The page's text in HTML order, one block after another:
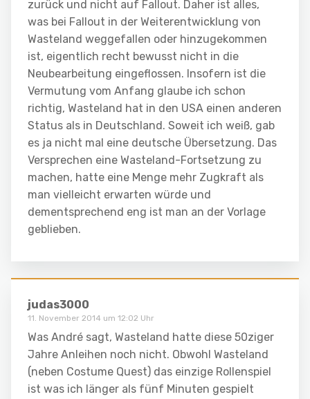
zurück und nicht auf Fallout. Daher ist alles,
was bei Fallout in der Weiterentwicklung von
Wasteland weggefallen oder hinzugekommen
ist, eigentlich recht bewusst nicht in die
Neubearbeitung eingeflossen. Insofern ist die
Vermutung vom Anfang glaube ich schon
richtig, Wasteland hat in den USA einen anderen
Status als in Deutschland. Soweit ich weiß, gab
es ja nicht mal eine deutsche Übersetzung. Das
Versprechen eine Wasteland-Fortsetzung zu
machen, hatte eine Menge mehr Zugkraft als
man vielleicht erwarten würde und
dementsprechend eng ist man an der Vorlage
geblieben.
judas3000
11. November 2014 um 12:02 Uhr
Was André sagt, Wasteland hatte diese 50ziger
Jahre Anleihen noch nicht. Obwohl Wasteland
(neben Costume Quest) das einzige Rollenspiel
ist was ich länger als fünf Minuten gespielt